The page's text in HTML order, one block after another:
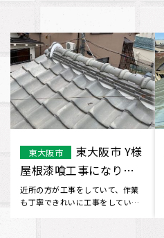
大阪府
泉大津市で屋
根重ね葺き工事を行い
ました。
家が古くなって来て、屋根の変色
や劣化が気になっていた時、 近所